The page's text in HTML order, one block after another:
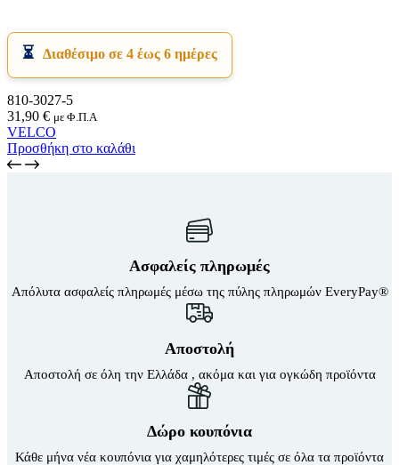
Διαθέσιμο σε 4 έως 6 ημέρες
810-3027-5
31,90 € με Φ.Π.Α
VELCO
Προσθήκη στο καλάθι
Ασφαλείς πληρωμές
Απόλυτα ασφαλείς πληρωμές μέσω της πύλης πληρωμών EveryPay®
Αποστολή
Αποστολή σε όλη την Ελλάδα , ακόμα και για ογκώδη προϊόντα
Δώρο κουπόνια
Κάθε μήνα νέα κουπόνια για χαμηλότερες τιμές σε όλα τα προϊόντα